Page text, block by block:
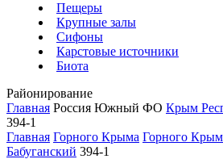
Пещеры
Крупные залы
Сифоны
Карстовые источники
Биота
Районирование
Главная Россия Южный ФО Крым
394-1
Главная Горного Крыма Горного
Бабуганский 394-1